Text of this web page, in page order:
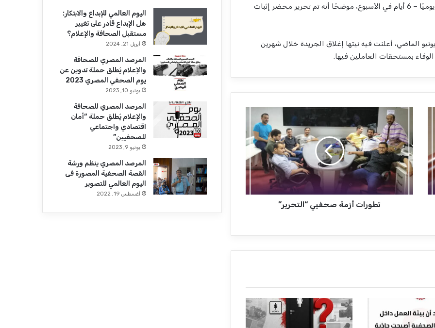
والعمل بالحد الأقصى لساعات العمل وهو 8 ساعات يوميًا – 6 أيام في الأسبوع، موضحًا أنه تم تحرير محضر إثبات
بالذكر، أن إدارة الجريدة أصدرت بيان، الأحد 23 يونيو الماضي، أعلنت فيه نيتها إغلاق الجريدة خلال شهرين
و
ر
ا
ت
أ
م
ف
ل
ر
ي
تطورات أزمة صحفيي “التحرير”
اليوم العالمي للإبداع والابتكار:
هل الإبداع قادر على تغيير
مستقبل الصحافة والإعلام؟
أبريل 21, 2024
المرصد المصري للصحافة
والإعلام يُطلق حملة تدوين عن
يوم الصحفي المصري 2023
يونيو 10, 2023
المرصد المصري للصحافة
والإعلام يُطلق حملة “أمان
اقتصادي واجتماعي
للصحفيين”
يونيو 9, 2023
المرصد المصري ينظم ورشة
القصة الصحفية المصورة فى
اليوم العالمي للتصوير
أغسطس 19, 2022